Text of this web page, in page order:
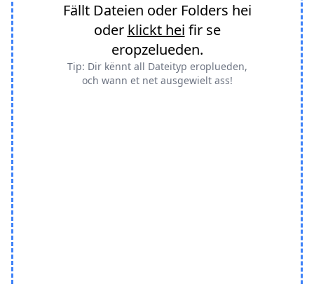
Fällt Dateien oder Folders hei
oder klickt hei fir se
eropzelueden.
Tip: Dir kënnt all Dateityp eroplueden,
och wann et net ausgewielt ass!